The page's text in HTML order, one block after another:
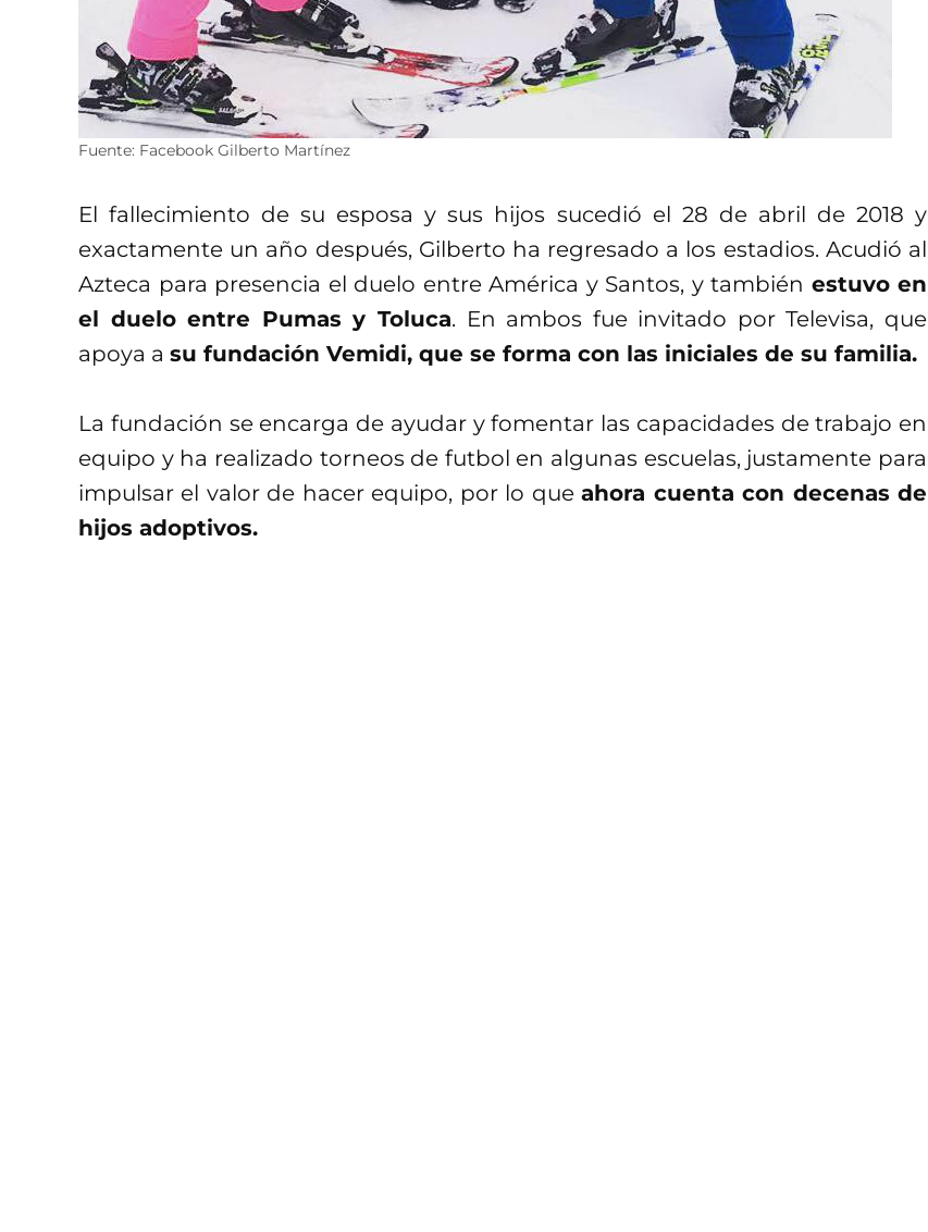
Fuente: Facebook Gilberto Martínez
El fallecimiento de su esposa y sus hijos sucedió el 28 de abril de 2018 y
exactamente un año después, Gilberto ha regresado a los estadios. Acudió al
Azteca para presencia el duelo entre América y Santos, y también estuvo en
el duelo entre Pumas y Toluca. En ambos fue invitado por Televisa, que
apoya a su fundación Vemidi, que se forma con las iniciales de su familia.
La fundación se encarga de ayudar y fomentar las capacidades de trabajo en
equipo y ha realizado torneos de futbol en algunas escuelas, justamente para
impulsar el valor de hacer equipo, por lo queahora cuenta con decenas de
hijos adoptivos.